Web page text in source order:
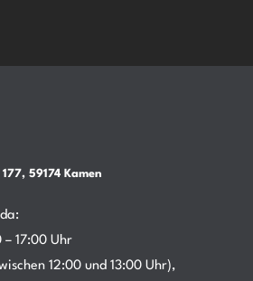
59174 Kamen
17:00 Uhr
12:00 und 13:00 Uhr),